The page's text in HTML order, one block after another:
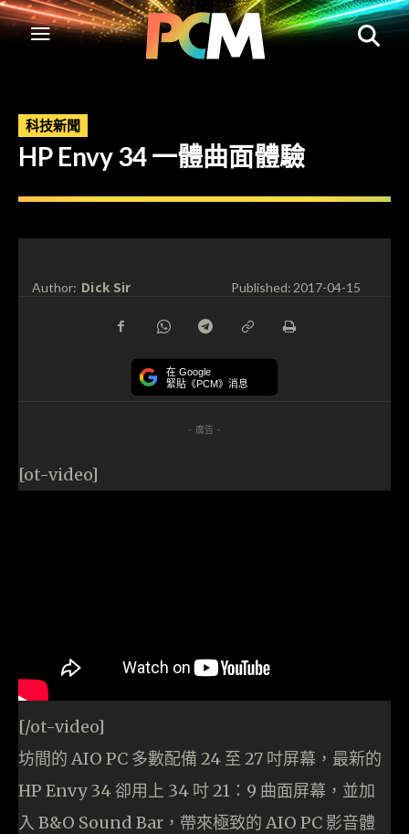
科技新聞
HP Envy 34 一體曲面體驗
Author: Dick Sir Published:2017-04-15
在 Google
緊貼《PCM》消息
- 廣告 -
[ot-video]
[/ot-video]
坊間的 AIO PC 多數配備 24 至 27 吋屏幕，最新的
HP Envy 34 卻用上 34 吋 21：9 曲面屏幕，並加
入 B&O Sound Bar，帶來極致的 AIO PC 影音體